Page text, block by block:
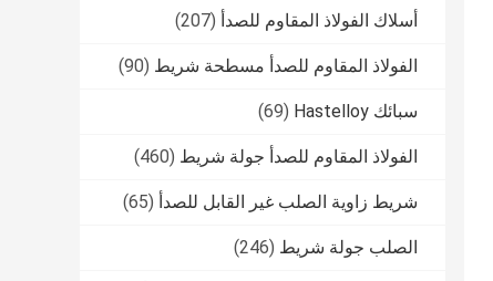
أسلاك الفولاذ المقاوم للصدأ (207)
الفولاذ المقاوم للصدأ مسطحة شريط (90)
سبائك Hastelloy (69)
الفولاذ المقاوم للصدأ جولة شريط (460)
شريط زاوية الصلب غير القابل للصدأ (65)
الصلب جولة شريط (246)